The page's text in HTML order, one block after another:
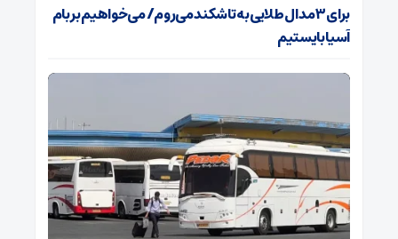
برای ۳ مدال طلایی به تاشکند می‌روم/ می‌خواهیم بر بام
آسیا بایستیم